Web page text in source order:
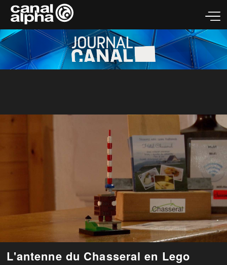
L'antenne du Chasseral en Lego